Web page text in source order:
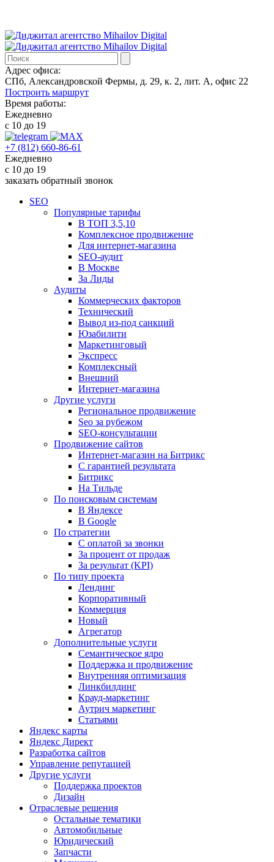
Адрес офиса:
СПб, Александровской Фермы, д. 29, к. 2, лит. А, офис 22
Построить маршрут
Время работы:
Ежедневно
с 10 до 19
+7 (812) 660-86-61
Ежедневно
с 10 до 19
заказать обратный звонок
SEO
Популярные тарифы
В ТОП 3,5,10
Комплексное продвижение
Для интернет-магазина
SEO-аудит
В Москве
За Лиды
Аудиты
Коммерческих факторов
Технический
Вывод из-под санкций
Юзабилити
Маркетинговый
Экспресс
Комплексный
Внешний
Интернет-магазина
Другие услуги
Региональное продвижение
Seo за рубежом
SEO-консультации
Продвижение сайтов
Интернет-магазин на Битрикс
С гарантией результата
Битрикс
На Тильде
По поисковым системам
В Яндексе
В Google
По стратегии
С оплатой за звонки
За процент от продаж
За результат (KPI)
По типу проекта
Лендинг
Корпоративный
Коммерция
Новый
Агрегатор
Дополнительные услуги
Семантическое ядро
Поддержка и продвижение
Внутренняя оптимизация
Линкбилдинг
Крауд-маркетинг
Аутрич маркетинг
Статьями
Яндекс карты
Яндекс Директ
Разработка сайтов
Управление репутацией
Другие услуги
Поддержка проектов
Дизайн
Отраслевые решения
Остальные тематики
Автомобильные
Юридический
Запчасти